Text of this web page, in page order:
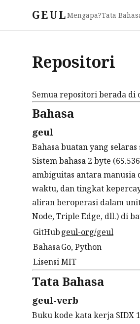
GEULMengapa?Tata
Repositori
Semua repositori berada di
Bahasa
geul
Bahasa buatan yang
Sistem bahasa 2 byte
ambiguitas antara manusia
waktu, dan tingkat
aliran beroperasi dalam
Node, Triple Edge, dll.) di
GitHubgeul-org/geul
BahasaGo, Python
LisensiMIT
Tata Bahasa
geul-verb
Buku kode kata kerja SIDX